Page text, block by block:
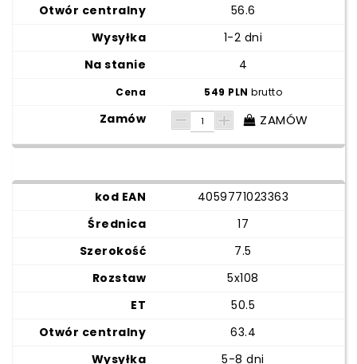
56.6
1-2 dni
4
549 PLNbrutto
ZAMÓW
4059771023363
17
7.5
5x108
50.5
63.4
5-8 dni